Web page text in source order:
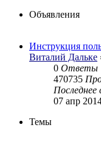
Объявления
Инструкция
Виталий Дальке
0 Ответы
470735
Последнее
07 апр
Темы